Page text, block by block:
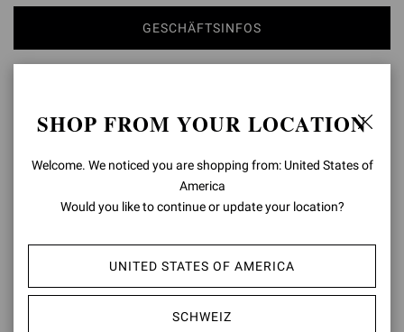
GESCHÄFTSINFOS
12.0 Kilometer
The Dubai Mall, Ground Floor
+971 58 850 1500
GianvitoRossiTDM@Altayer.com
SHOP FROM YOUR LOCATION
Welcome. We noticed you are shopping from: United States of
America
Would you like to continue or update your location?
UNITED STATES OF AMERICA
SCHWEIZ